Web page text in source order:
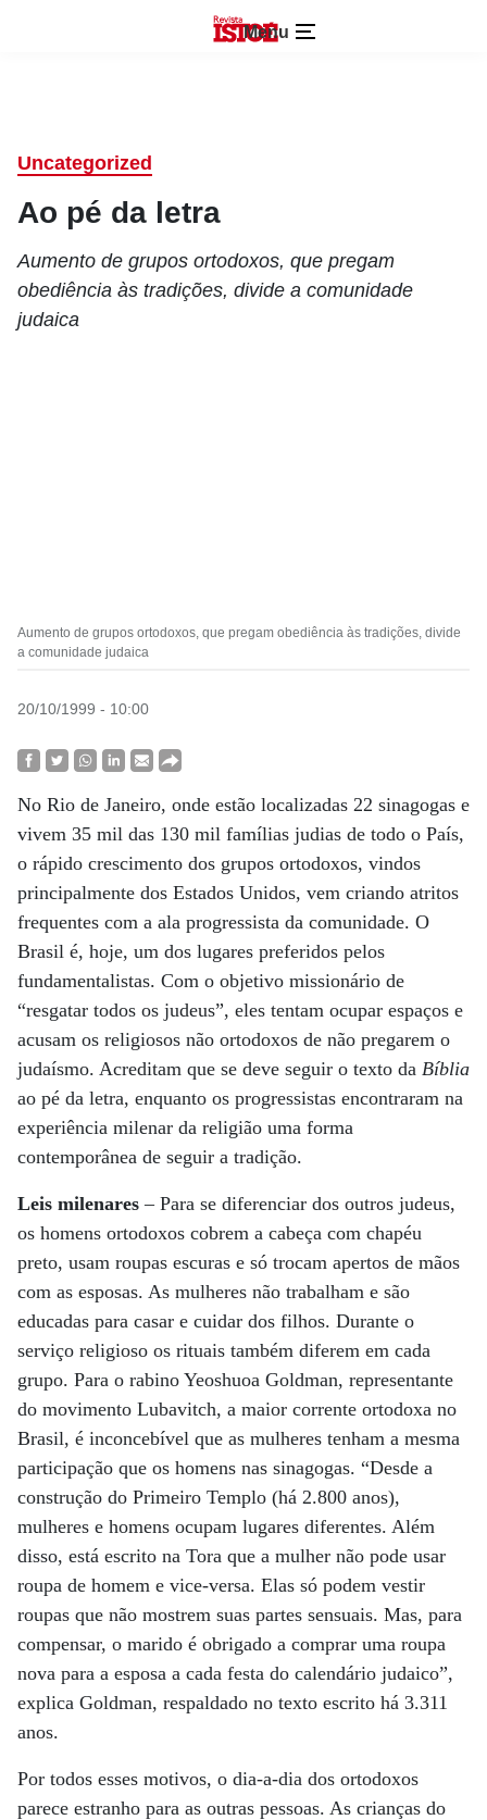
Menu
Uncategorized
Ao pé da letra
Aumento de grupos ortodoxos, que pregam
obediência às tradições, divide a comunidade
judaica
Aumento de grupos ortodoxos, que pregam obediência às tradições, divide
a comunidade judaica
20/10/1999 - 10:00
No Rio de Janeiro, onde estão localizadas 22 sinagogas e
vivem 35 mil das 130 mil famílias judias de todo o País,
o rápido crescimento dos grupos ortodoxos, vindos
principalmente dos Estados Unidos, vem criando atritos
frequentes com a ala progressista da comunidade. O
Brasil é, hoje, um dos lugares preferidos pelos
fundamentalistas. Com o objetivo missionário de
“resgatar todos os judeus”, eles tentam ocupar espaços e
acusam os religiosos não ortodoxos de não pregarem o
judaísmo. Acreditam que se deve seguir o texto da Bíblia
ao pé da letra, enquanto os progressistas encontraram na
experiência milenar da religião uma forma
contemporânea de seguir a tradição.
Leis milenares – Para se diferenciar dos outros judeus,
os homens ortodoxos cobrem a cabeça com chapéu
preto, usam roupas escuras e só trocam apertos de mãos
com as esposas. As mulheres não trabalham e são
educadas para casar e cuidar dos filhos. Durante o
serviço religioso os rituais também diferem em cada
grupo. Para o rabino Yeoshuoa Goldman, representante
do movimento Lubavitch, a maior corrente ortodoxa no
Brasil, é inconcebível que as mulheres tenham a mesma
participação que os homens nas sinagogas. “Desde a
construção do Primeiro Templo (há 2.800 anos),
mulheres e homens ocupam lugares diferentes. Além
disso, está escrito na Tora que a mulher não pode usar
roupa de homem e vice-versa. Elas só podem vestir
roupas que não mostrem suas partes sensuais. Mas, para
compensar, o marido é obrigado a comprar uma roupa
nova para a esposa a cada festa do calendário judaico”,
explica Goldman, respaldado no texto escrito há 3.311
anos.
Por todos esses motivos, o dia-a-dia dos ortodoxos
parece estranho para as outras pessoas. As crianças do